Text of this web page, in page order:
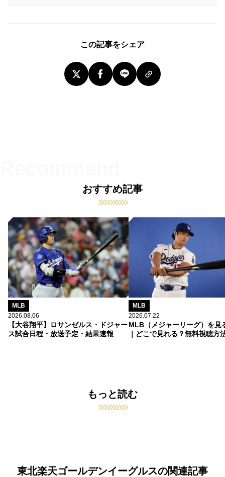
この記事をシェア
おすすめ記事
MLB
2026.08.06
【大谷翔平】ロサンゼルス・ドジャー
ス試合日程・放送予定・結果速報
MLB
2026.07.22
MLB（メジャーリーグ）を見
｜どこで見れる？無料視聴方
もっと読む
東北楽天ゴールデンイーグルスの関連記事